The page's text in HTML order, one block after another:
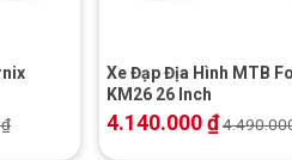
₫
Xe Đạp Địa Hình MTB
KM26 26 Inch
4.140.000₫